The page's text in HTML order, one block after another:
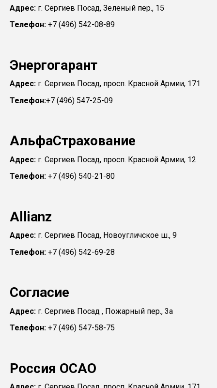
Адрес: г. Сергиев Посад, Зеленый пер., 15
Телефон: +7 (496) 542-08-89
Энергогарант
Адрес: г. Сергиев Посад, просп. Красной Армии, 171
Телефон:+7 (496) 547-25-09
АльфаСтрахование
Адрес: г. Сергиев Посад, просп. Красной Армии, 12
Телефон: +7 (496) 540-21-80
Allianz
Адрес: г. Сергиев Посад, Новоугличское ш., 9
Телефон: +7 (496) 542-69-28
Согласие
Адрес: г. Сергиев Посад , Пожарный пер., 3а
Телефон: +7 (496) 547-58-75
Россия ОСАО